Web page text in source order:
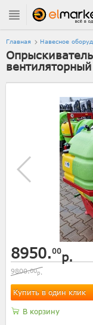
Главная Навесное
8950.00р.
9800.00р.
Купить в один клик
В корзину